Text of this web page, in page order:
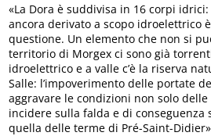
«La Dora è suddivisa in 16 corpi
ancora derivato a scopo idroelettrico
questione. Un elemento che non si
territorio di Morgex ci sono già
idroelettrico e a valle c’è la riserva
Salle: l’impoverimento delle portate
aggravare le condizioni non solo
incidere sulla falda e di conseguenza
quella delle terme di Pré-Saint-